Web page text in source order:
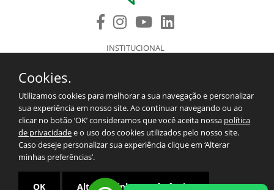
INSTITUCIONAL
BLOG
SAC/CONTATO
2º VIA DO BOLETO
TERMOS E CONDIÇÕES PARA EXPORTAÇÕES.
POLÍTICA DE PRIVACIDADE
Cookies.
Utilizamos cookies para melhorar a sua navegação e personalizar
sua experiência em nosso site. Ao continuar navegando ou ao
clicar no botão ‘OK’ consideramos que você aceita nossa política
de privacidadee o uso dos cookies utilizados pelo nosso site.
Caso deseje personalizar sua experiência clique em ‘Alterar
minhas preferências’.
OK Alterar minhas preferências